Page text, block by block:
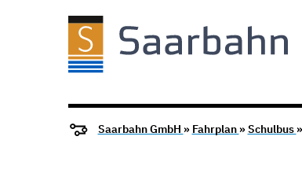
Saarbahn GmbH » Fahrplan »Schulbus